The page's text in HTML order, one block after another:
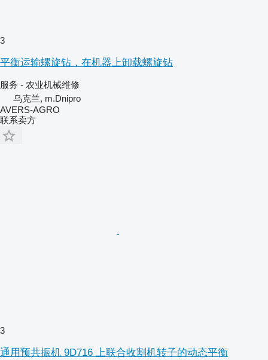
3
平衡运输螺旋钻，在机器上卸载螺旋钻
服务 - 农业机械维修
乌克兰, m.Dnipro
AVERS-AGRO
联系卖方
3
通用预共振机 9D716 上联合收割机转子的动态平衡